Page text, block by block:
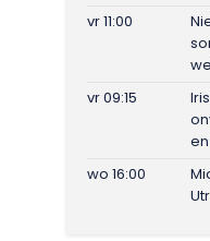
vr 11:00
vr 09:15
wo 16:00